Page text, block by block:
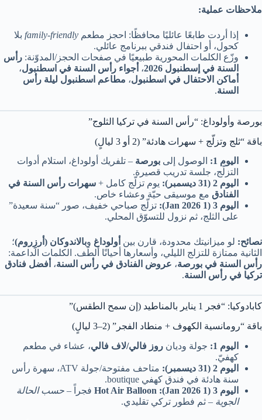
ملاحظات عملية:
إذا أردت طابعًا عائليًا محافظًا: احجز مطعم family-friendly بلا
كحول، أو احتفال فندقي ببرنامج عائلي.
وزّع الكلمات المحورية طبيعيًا في صفحات الحجز/المدوّنة: رأس
السنة في إسطنبول 2026
، أجواء رأس السنة في اسطنبول،
أماكن الاحتفال في اسطنبول، مطاعم اسطنبول ليلة رأس
السنة.
بورصة وأولوداغ: “رأس السنة في تركيا الثلوج”
باقة “ثلج وتزلّج + سهرات هادئة” (2 أو 3 ليالٍ)
اليوم 1:
الوصول إلى بورصة – تلفريك أولوداغ، استلام أدوات
التزلّج، جلسة تدريب قصيرة.
اليوم 2 (31 ديسمبر):
يوم تزلّج كامل + سهرات رأس السنة في
الفنادق مع موسيقى حيّة وعشاء خاص.
اليوم 3 (1 Jan 2026):
تزلّج صباحي خفيف، صور “سنة سعيدة”
على الثلج، ثم نزول للتسوّق المحلي.
نصائح: لو ميزانيتك محدودة، قارن بين أولوداغ وبالاندوكان (أرزِروم)؛
الثانية ممتازة للتزلج الليلي، وأسعارها أحيانًا ألطَف. الكلمات الداعمة:
رأس السنة في بورصة، عروض الفنادق في رأس السنة، أفضل فنادق
تركيا في رأس السنة.
كابادوكيا: “فجر 1 يناير بالمناطيد (إن سمح الطقس)”
باقة “رومانسية الكهوف + منطاد الفجر” (2–3 ليالٍ)
اليوم 1:
جولة وديان روز فالي/لاف فالي، عشاء في مطعم
كهفيّ.
اليوم 2 (31 ديسمبر):
متاحف مفتوحة/جولة ATV، سهرة رأس
سنة هادئة في فندق كهفي boutique.
اليوم 3 (1 Jan 2026):
Hot Air Balloon فجراً – حسب الحالة
الجوية – ثم فطور تركي تقليدي.